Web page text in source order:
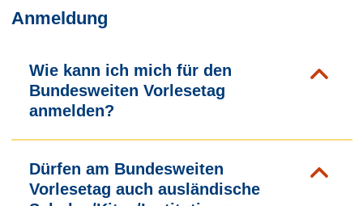
Anmeldung
Wie kann ich mich für den
Bundesweiten Vorlesetag
anmelden?
Dürfen am Bundesweiten
Vorlesetag auch ausländische